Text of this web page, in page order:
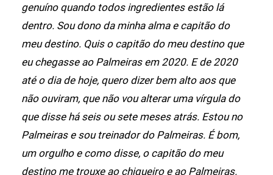
genuíno quando todos ingredientes estão lá
dentro. Sou dono da minha alma e capitão do
meu destino. Quis o capitão do meu destino que
eu chegasse ao Palmeiras em 2020. E de 2020
até o dia de hoje, quero dizer bem alto aos que
não ouviram, que não vou alterar uma vírgula do
que disse há seis ou sete meses atrás. Estou no
Palmeiras e sou treinador do Palmeiras. É bom,
um orgulho e como disse, o capitão do meu
destino me trouxe ao chiqueiro e ao Palmeiras.